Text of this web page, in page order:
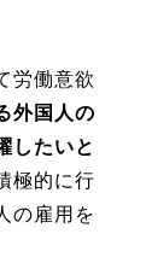
労働意欲
外国人の
したいと
極的に行
の雇用を